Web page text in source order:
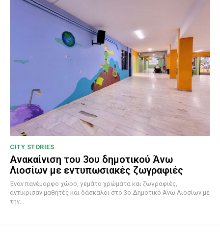
CITY STORIES
Ανακαίνιση του 3ου δημοτικού Άνω
Λιοσίων με εντυπωσιακές ζωγραφιές
Έναν πανέμορφο χώρο, γεμάτο χρώματα και ζωγραφιές,
αντίκρισαν μαθητές και δάσκαλοι στο 3ο Δημοτικό Άνω Λιοσίων με
την...